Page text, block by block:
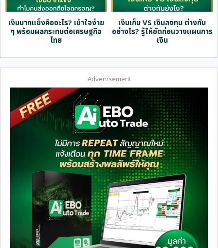
เงินบาทแข็งคืออะไร? เข้าใจง่าย
ๆ พร้อมผลกระทบต่อเศรษฐกิจ
ไทย
เงินเก็บ VS เงินลงทุน ต่างกัน
อย่างไร? รู้ให้ชัดก่อนวางแผนการ
เงิน
Advertisement